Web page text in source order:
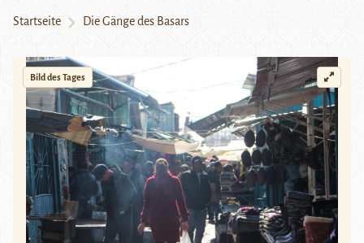
Startseite Die Gänge des Basars
Bild des Tages